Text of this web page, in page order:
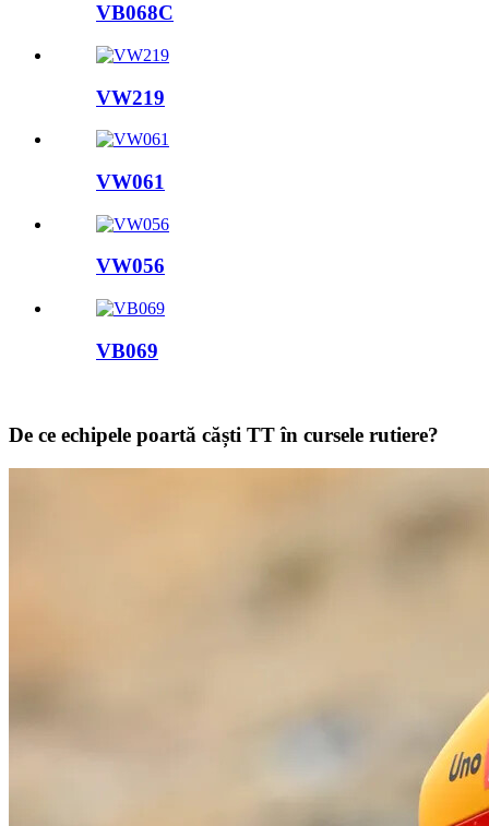
VB068C
VW219
VW061
VW056
VB069
De ce echipele poartă căști TT în cursele rutiere?